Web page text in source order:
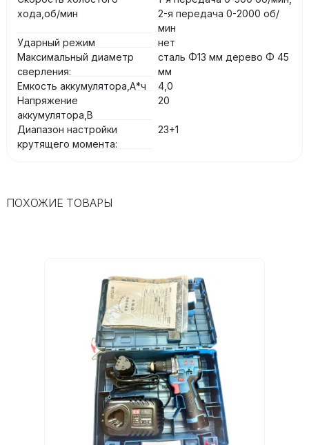
хода,об/мин
2-я передача 0-2000 об/
мин
Ударный режим
нет
Максимальный диаметр
сверления:
сталь Φ13 мм дерево Φ 45
мм
Емкость аккумулятора,А*ч
4,0
Напряжение
аккумулятора,В
20
Диапазон настройки
крутящего момента:
23+1
ПОХОЖИЕ ТОВАРЫ